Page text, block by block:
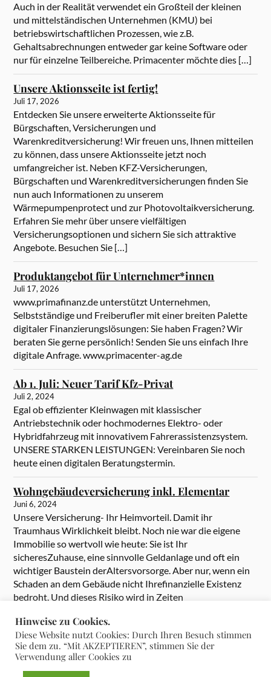
Auch in der Realität verwendet ein Großteil der kleinen
und mittelständischen Unternehmen (KMU) bei
betriebswirtschaftlichen Prozessen, wie z.B.
Gehaltsabrechnungen entweder gar keine Software oder
nur für einzelne Teilbereiche. Primacenter möchte dies […]
Unsere Aktionsseite ist fertig!
Juli 17, 2026
Entdecken Sie unsere erweiterte Aktionsseite für
Bürgschaften, Versicherungen und
Warenkreditversicherung! Wir freuen uns, Ihnen mitteilen
zu können, dass unsere Aktionsseite jetzt noch
umfangreicher ist. Neben KFZ-Versicherungen,
Bürgschaften und Warenkreditversicherungen finden Sie
nun auch Informationen zu unserem
Wärmepumpenprotect und zur Photovoltaikversicherung.
Erfahren Sie mehr über unsere vielfältigen
Versicherungsoptionen und sichern Sie sich attraktive
Angebote. Besuchen Sie […]
Produktangebot für Unternehmer*innen
Juli 17, 2026
www.primafinanz.de unterstützt Unternehmen,
Selbstständige und Freiberufler mit einer breiten Palette
digitaler Finanzierungslösungen: Sie haben Fragen? Wir
beraten Sie gerne persönlich! Senden Sie uns einfach Ihre
digitale Anfrage. www.primacenter-ag.de
Ab 1. Juli: Neuer Tarif Kfz-Privat
Juli 2, 2024
Egal ob effizienter Kleinwagen mit klassischer
Antriebstechnik oder hochmodernes Elektro- oder
Hybridfahrzeug mit innovativem Fahrerassistenzsystem.
UNSERE STARKEN LEISTUNGEN: Vereinbaren Sie noch
heute einen digitalen Beratungstermin.
Wohngebäudeversicherung inkl. Elementar
Juni 6, 2024
Unsere Versicherung- Ihr Heimvorteil. Damit ihr
Traumhaus Wirklichkeit bleibt. Noch nie war die eigene
Immobilie so wertvoll wie heute: Sie ist Ihr
sicheresZuhause, eine sinnvolle Geldanlage und oft ein
wichtiger Baustein derAltersvorsorge. Aber nur, wenn ein
Schaden an dem Gebäude nicht Ihrefinanzielle Existenz
bedroht. Und dieses Risiko wird in Zeiten
PRÄSENTIERT VON
Hinweise zu Cookies.
Diese Website nutzt Cookies: Durch Ihren Besuch stimmen
Sie dem zu. “Mit AKZEPTIEREN”, stimmen Sie der
Verwendung aller Cookies zu